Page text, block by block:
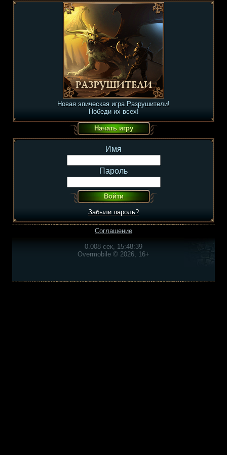
Новая эпическая игра Разрушители!
Победи их всех!
Имя
Пароль
Забыли пароль?
Соглашение
0.008 сек, 15:48:39
Overmobile © 2026, 16+